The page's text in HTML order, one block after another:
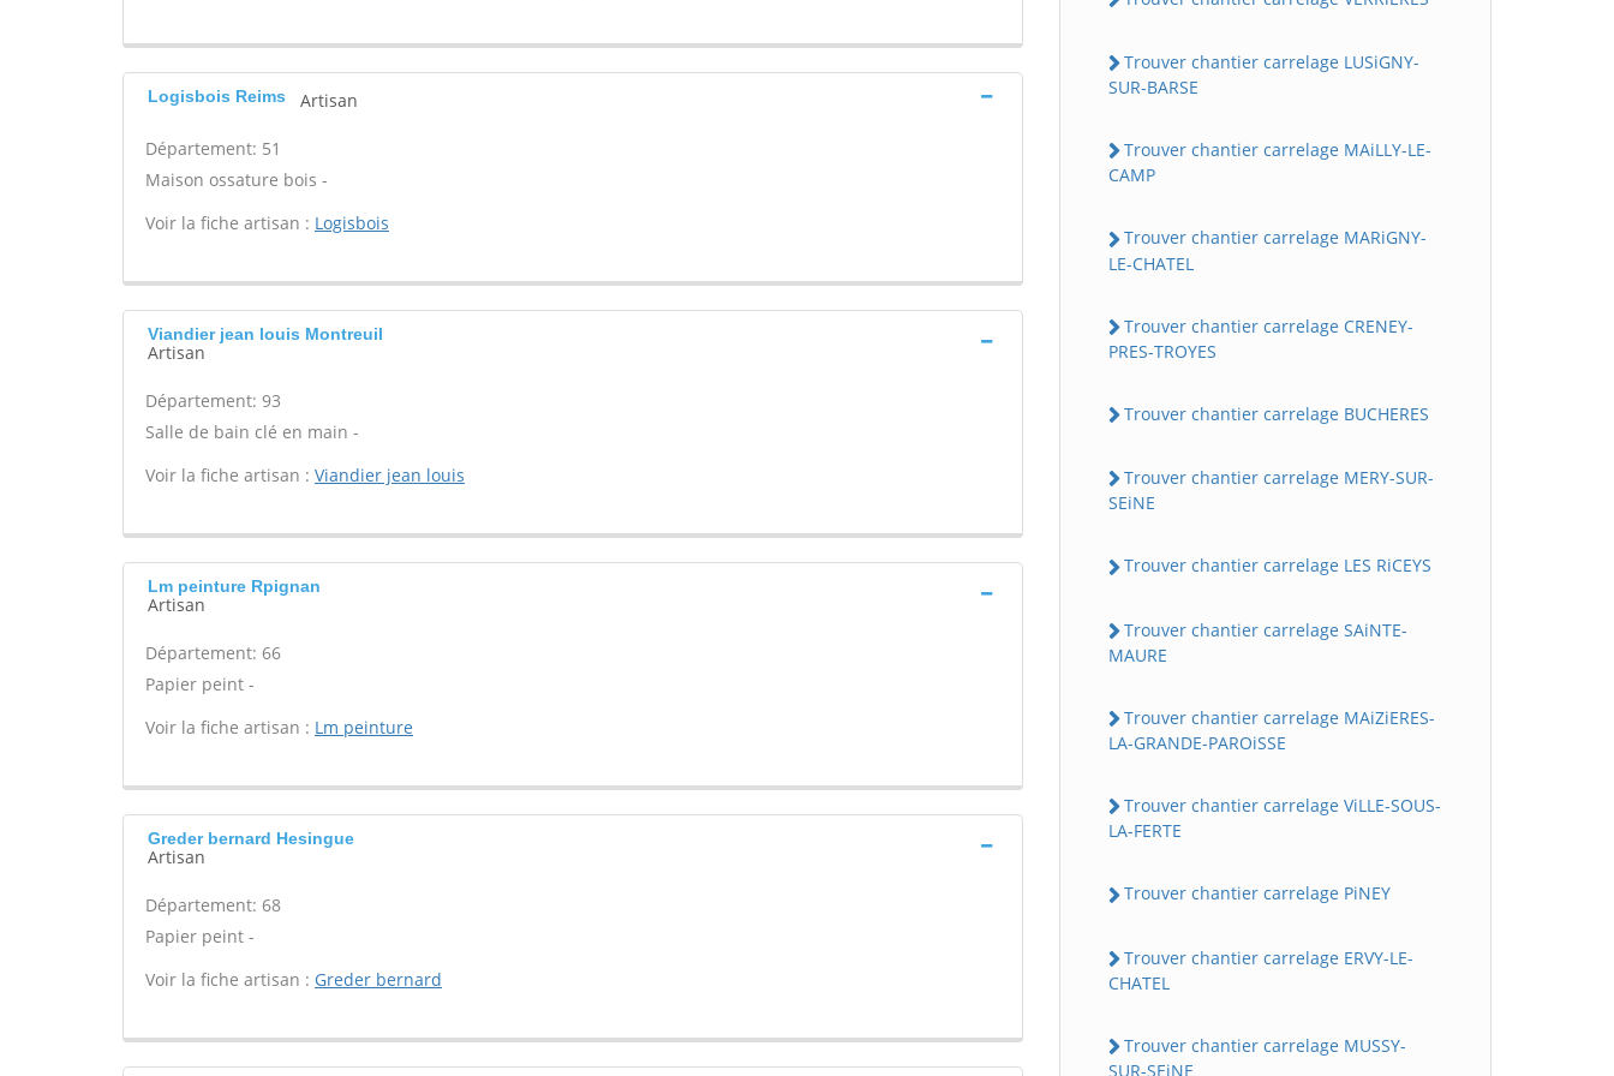
Logisbois Reims Artisan
Département: 51
Maison ossature bois -
Voir la fiche artisan : Logisbois
Viandier jean louis Montreuil
Artisan
Département: 93
Salle de bain clé en main -
Voir la fiche artisan : Viandier jean louis
Lm peinture Rpignan
Artisan
Département: 66
Papier peint -
Voir la fiche artisan : Lm peinture
Greder bernard Hesingue
Artisan
Département: 68
Papier peint -
Voir la fiche artisan : Greder bernard
Trouver chantier carrelage LUSiGNY-
SUR-BARSE
Trouver chantier carrelage MAiLLY-LE-
CAMP
Trouver chantier carrelage MARiGNY-
LE-CHATEL
Trouver chantier carrelage CRENEY-
PRES-TROYES
Trouver chantier carrelage BUCHERES
Trouver chantier carrelage MERY-SUR-
SEiNE
Trouver chantier carrelage LES RiCEYS
Trouver chantier carrelage SAiNTE-
MAURE
Trouver chantier carrelage MAiZiERES-
LA-GRANDE-PAROiSSE
Trouver chantier carrelage ViLLE-SOUS-
LA-FERTE
Trouver chantier carrelage PiNEY
Trouver chantier carrelage ERVY-LE-
CHATEL
Trouver chantier carrelage MUSSY-
SUR-SEiNE